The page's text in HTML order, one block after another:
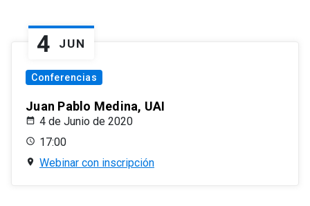
4 JUN
Conferencias
Juan Pablo Medina, UAI
4 de Junio de 2020
17:00
Webinar con inscripción